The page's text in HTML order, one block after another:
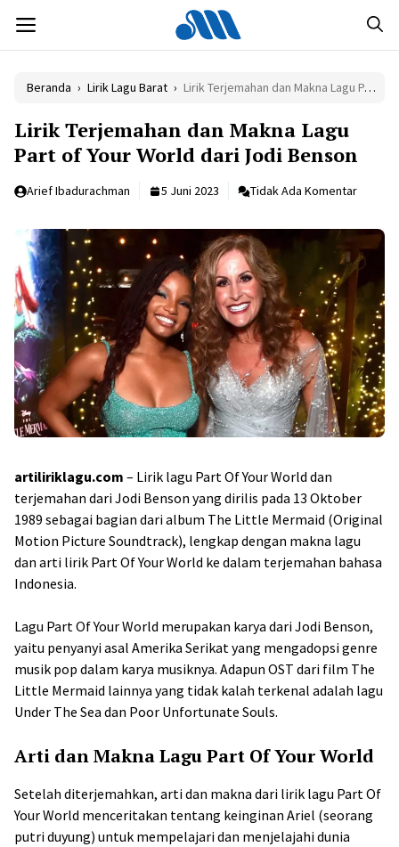
isi
MENU
Beranda › Lirik Lagu Barat › Lirik Terjemahan dan Makna Lagu Part of Your World dari Jodi Benson
Lirik Terjemahan dan Makna Lagu
Part of Your World dari Jodi Benson
Arief Ibadurachman 5 Juni 2023 Tidak Ada Komentar
artiliriklagu.com – Lirik lagu Part Of Your World dan
terjemahan dari Jodi Benson yang dirilis pada 13 Oktober
1989 sebagai bagian dari album The Little Mermaid (Original
Motion Picture Soundtrack), lengkap dengan makna lagu
dan arti lirik Part Of Your World ke dalam terjemahan bahasa
Indonesia.
Lagu Part Of Your World merupakan karya dari Jodi Benson,
yaitu penyanyi asal Amerika Serikat yang mengadopsi genre
musik pop dalam karya musiknya. Adapun OST dari film The
Little Mermaid lainnya yang tidak kalah terkenal adalah lagu
Under The Sea dan Poor Unfortunate Souls.
Arti dan Makna Lagu Part Of Your World
Setelah diterjemahkan, arti dan makna dari lirik lagu Part Of
Your World menceritakan tentang keinginan Ariel (seorang
putri duyung) untuk mempelajari dan menjelajahi dunia